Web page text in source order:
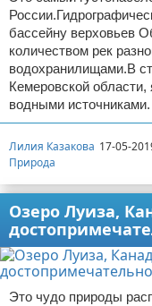
бассейну верховьев
количеством рек
водохранилищами.В
Кемеровской
водными
Лилия Казакова 17-05-
Природа
Озеро Луиза,
Это чудо природы